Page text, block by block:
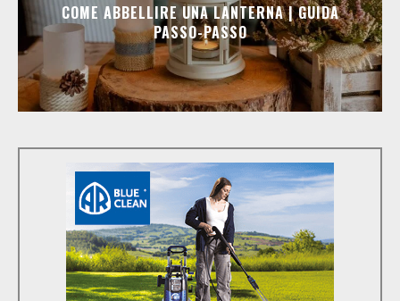
COME ABBELLIRE UNA LANTERNA | GUIDA
PASSO-PASSO